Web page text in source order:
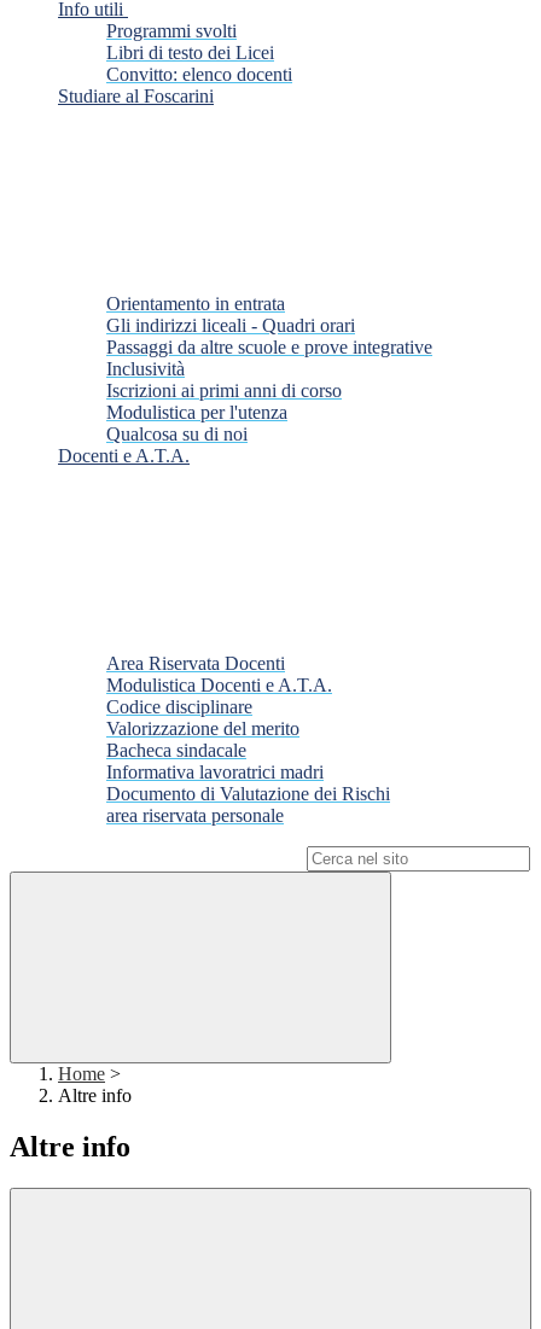
Info utili
Programmi svolti
Libri di testo dei Licei
Convitto: elenco docenti
Studiare al Foscarini
Orientamento in entrata
Gli indirizzi liceali - Quadri orari
Passaggi da altre scuole e prove integrative
Inclusività
Iscrizioni ai primi anni di corso
Modulistica per l'utenza
Qualcosa su di noi
Docenti e A.T.A.
Area Riservata Docenti
Modulistica Docenti e A.T.A.
Codice disciplinare
Valorizzazione del merito
Bacheca sindacale
Informativa lavoratrici madri
Documento di Valutazione dei Rischi
area riservata personale
Home >
Altre info
Altre info